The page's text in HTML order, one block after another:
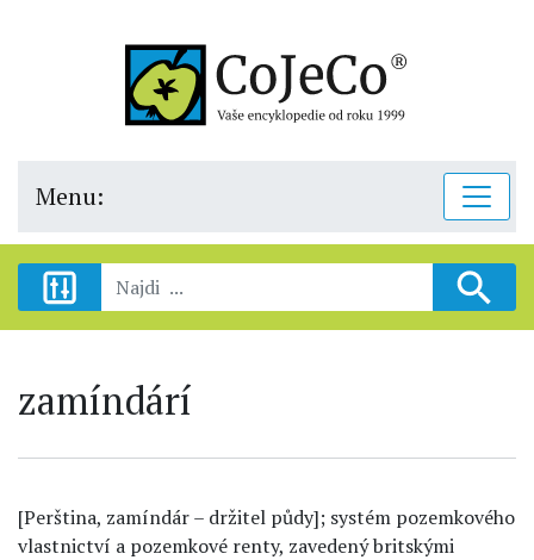
Menu:
zamíndárí
[Perština, zamíndár – držitel půdy]; systém pozemkového
vlastnictví a pozemkové renty, zavedený britskými